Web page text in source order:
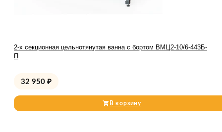
2-х секционная цельнотянутая ванна с бортом ВМЦ2-10/6-443Б-
П
32 950 ₽
В корзину